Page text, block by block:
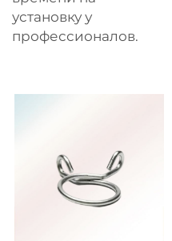
установку у
профессионалов.